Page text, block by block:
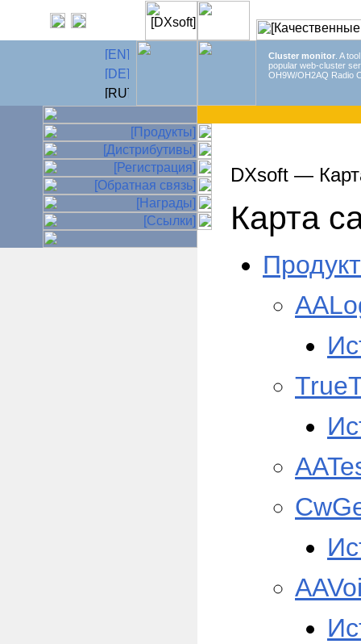
Cluster monitor . A
popular web-cluster
OH9W/OH2AQ Radio
DXsoft —
Карта